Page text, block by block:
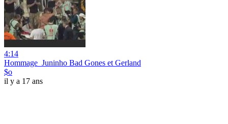
4:14
Hommage_Juninho Bad Gones et Gerland
$o
il y a 17 ans